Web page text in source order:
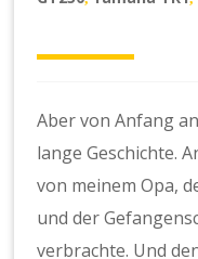
Aber von Anfang
lange Geschichte.
von meinem Opa,
und der
verbrachte. Und